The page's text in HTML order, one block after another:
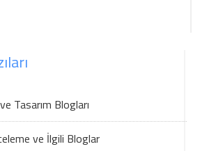
Tasarım Blogları
ve İlgili Bloglar